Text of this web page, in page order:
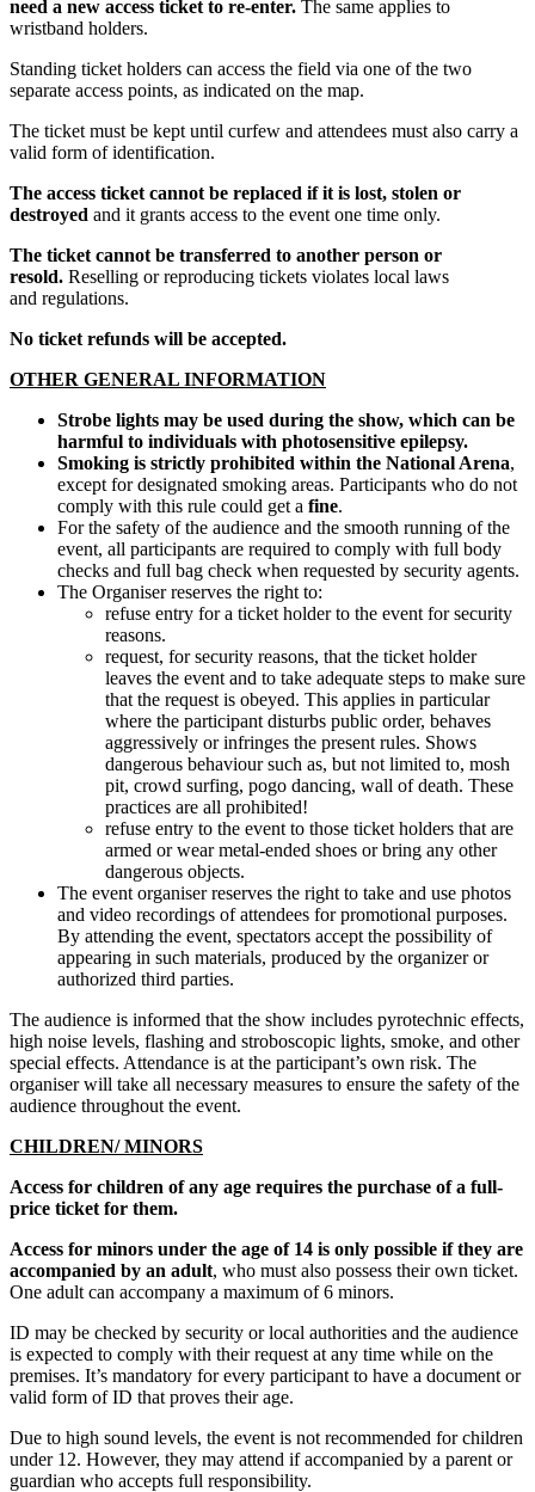
need a new access ticket to re-enter. The same applies to
wristband holders.
Standing ticket holders can access the field via one of the two
separate access points, as indicated on the map.
The ticket must be kept until curfew and attendees must also carry a
valid form of identification.
The access ticket cannot be replaced if it is lost, stolen or
destroyed and it grants access to the event one time only.
The ticket cannot be transferred to another person or
resold. Reselling or reproducing tickets violates local laws
and regulations.
No ticket refunds will be accepted.
OTHER GENERAL INFORMATION
Strobe lights may be used during the show, which can be
harmful to individuals with photosensitive epilepsy.
Smoking is strictly prohibited within the National Arena,
except for designated smoking areas. Participants who do not
comply with this rule could get a fine.
For the safety of the audience and the smooth running of the
event, all participants are required to comply with full body
checks and full bag check when requested by security agents.
The Organiser reserves the right to:
refuse entry for a ticket holder to the event for security
reasons.
request, for security reasons, that the ticket holder
leaves the event and to take adequate steps to make sure
that the request is obeyed. This applies in particular
where the participant disturbs public order, behaves
aggressively or infringes the present rules. Shows
dangerous behaviour such as, but not limited to, mosh
pit, crowd surfing, pogo dancing, wall of death. These
practices are all prohibited!
refuse entry to the event to those ticket holders that are
armed or wear metal-ended shoes or bring any other
dangerous objects.
The event organiser reserves the right to take and use photos
and video recordings of attendees for promotional purposes.
By attending the event, spectators accept the possibility of
appearing in such materials, produced by the organizer or
authorized third parties.
The audience is informed that the show includes pyrotechnic effects,
high noise levels, flashing and stroboscopic lights, smoke, and other
special effects. Attendance is at the participant’s own risk. The
organiser will take all necessary measures to ensure the safety of the
audience throughout the event.
CHILDREN/ MINORS
Access for children of any age requires the purchase of a full-
price ticket for them.
Access for minors under the age of 14 is only possible if they are
accompanied by an adult, who must also possess their own ticket.
One adult can accompany a maximum of 6 minors.
ID may be checked by security or local authorities and the audience
is expected to comply with their request at any time while on the
premises. It’s mandatory for every participant to have a document or
valid form of ID that proves their age.
Due to high sound levels, the event is not recommended for children
under 12. However, they may attend if accompanied by a parent or
guardian who accepts full responsibility.